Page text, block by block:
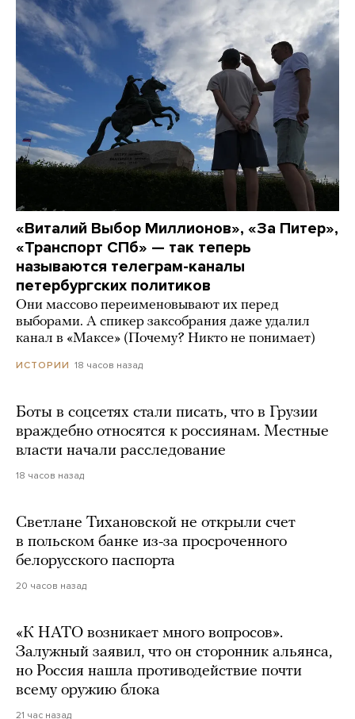
«Виталий Выбор Миллионов», «За Питер»,
«Транспорт СПб» — так теперь
называются телеграм-каналы
петербургских политиков
Они массово переименовывают их перед
выборами. А спикер заксобрания даже удалил
канал в «Максе» (Почему? Никто не понимает)
ИСТОРИИ 18 часов назад
Боты в соцсетях стали писать, что в Грузии
враждебно относятся к россиянам. Местные
власти начали расследование
18 часов назад
Светлане Тихановской не открыли счет
в польском банке из-за просроченного
белорусского паспорта
20 часов назад
«К НАТО возникает много вопросов».
Залужный заявил, что он сторонник альянса,
но Россия нашла противодействие почти
всему оружию блока
21 час назад